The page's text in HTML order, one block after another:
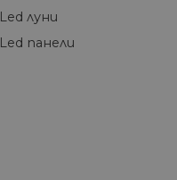
Led луни
Led панели